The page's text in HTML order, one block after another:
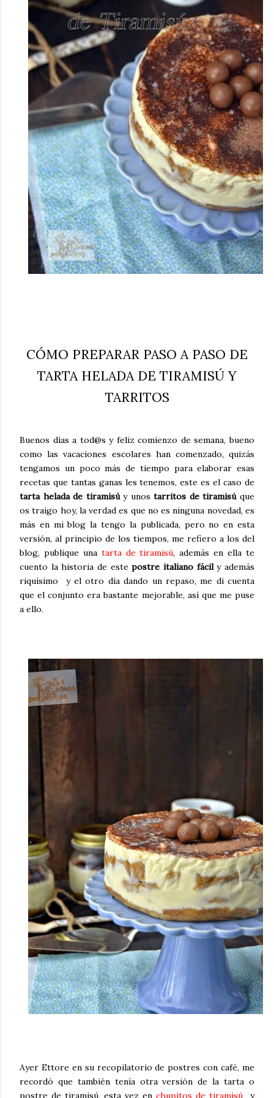
CÓMO PREPARAR PASO A PASO DE
TARTA HELADA DE TIRAMISÚ Y
TARRITOS
Buenos días a tod@s y feliz comienzo de semana, bueno
como las vacaciones escolares han comenzado, quizás
tengamos un poco más de tiempo para elaborar esas
recetas que tantas ganas les tenemos, este es el caso de
tarta helada de tiramisúy unostarritos de tiramisúque
os traigo hoy, la verdad es que no es ninguna novedad, es
más en mi blog la tengo la publicada, pero no en esta
versión, al principio de los tiempos, me refiero a los del
blog, publique una tarta de tiramisú, además en ella te
cuento la historia de estepostre italiano fácily además
riquísimo
y el otro día dando un repaso, me di cuenta
que el conjunto era bastante mejorable, así que me puse
a ello.
Ayer Ettore en su recopilatorio de postres con café, me
recordó que también tenía otra versión de la tarta o
postre de tiramisú, esta vez en chupitos de tiramisú y